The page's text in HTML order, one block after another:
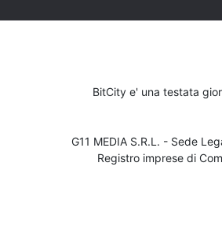
BitCity e' una testata
G11 MEDIA S.R.L. - Sede
Registro imprese di